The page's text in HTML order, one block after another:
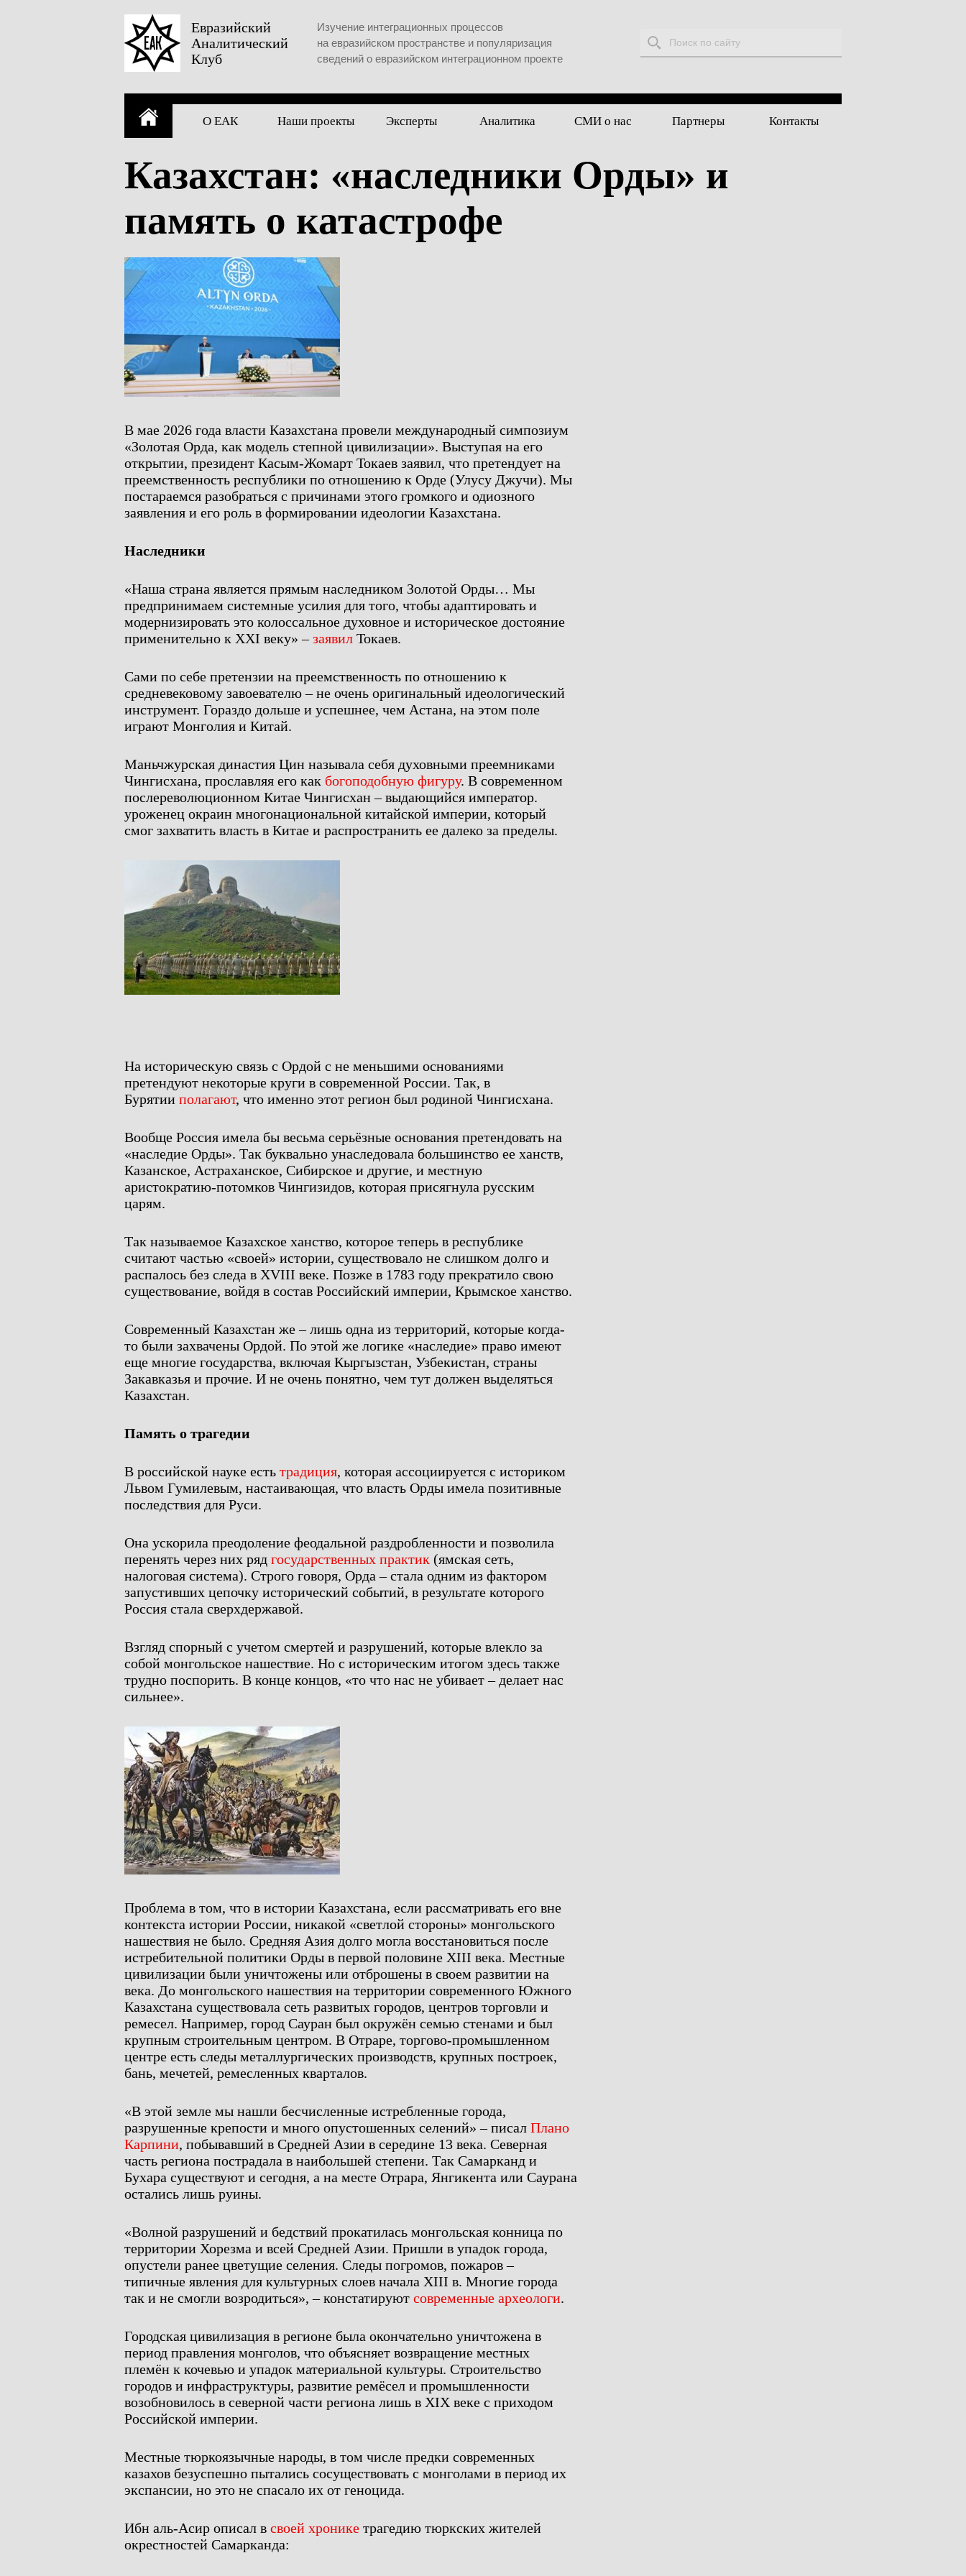
Евразийский
Аналитический
Клуб
Изучение интеграционных процессов
на евразийском пространстве и популяризация
сведений о евразийском интеграционном проекте
О ЕАК Наши проекты Эксперты Аналитика СМИ о нас Партнеры Контакты
Казахстан: «наследники Орды» и
память о катастрофе
В мае 2026 года власти Казахстана провели международный симпозиум
«Золотая Орда, как модель степной цивилизации». Выступая на его
открытии, президент Касым-Жомарт Токаев заявил, что претендует на
преемственность республики по отношению к Орде (Улусу Джучи). Мы
постараемся разобраться с причинами этого громкого и одиозного
заявления и его роль в формировании идеологии Казахстана.
Наследники
«Наша страна является прямым наследником Золотой Орды… Мы
предпринимаем системные усилия для того, чтобы адаптировать и
модернизировать это колоссальное духовное и историческое достояние
применительно к XXI веку» – заявил Токаев.
Сами по себе претензии на преемственность по отношению к
средневековому завоевателю – не очень оригинальный идеологический
инструмент. Гораздо дольше и успешнее, чем Астана, на этом поле
играют Монголия и Китай.
Маньчжурская династия Цин называла себя духовными преемниками
Чингисхана, прославляя его как богоподобную фигуру. В современном
послереволюционном Китае Чингисхан – выдающийся император.
уроженец окраин многонациональной китайской империи, который
смог захватить власть в Китае и распространить ее далеко за пределы.
На историческую связь с Ордой с не меньшими основаниями
претендуют некоторые круги в современной России. Так, в
Бурятии полагают, что именно этот регион был родиной Чингисхана.
Вообще Россия имела бы весьма серьёзные основания претендовать на
«наследие Орды». Так буквально унаследовала большинство ее ханств,
Казанское, Астраханское, Сибирское и другие, и местную
аристократию-потомков Чингизидов, которая присягнула русским
царям.
Так называемое Казахское ханство, которое теперь в республике
считают частью «своей» истории, существовало не слишком долго и
распалось без следа в XVIII веке. Позже в 1783 году прекратило свою
существование, войдя в состав Российский империи, Крымское ханство.
Современный Казахстан же – лишь одна из территорий, которые когда-
то были захвачены Ордой. По этой же логике «наследие» право имеют
еще многие государства, включая Кыргызстан, Узбекистан, страны
Закавказья и прочие. И не очень понятно, чем тут должен выделяться
Казахстан.
Память о трагедии
В российской науке есть традиция, которая ассоциируется с историком
Львом Гумилевым, настаивающая, что власть Орды имела позитивные
последствия для Руси.
Она ускорила преодоление феодальной раздробленности и позволила
перенять через них ряд государственных практик (ямская сеть,
налоговая система). Строго говоря, Орда – стала одним из фактором
запустивших цепочку исторический событий, в результате которого
Россия стала сверхдержавой.
Взгляд спорный с учетом смертей и разрушений, которые влекло за
собой монгольское нашествие. Но с историческим итогом здесь также
трудно поспорить. В конце концов, «то что нас не убивает – делает нас
сильнее».
Проблема в том, что в истории Казахстана, если рассматривать его вне
контекста истории России, никакой «светлой стороны» монгольского
нашествия не было. Средняя Азия долго могла восстановиться после
истребительной политики Орды в первой половине XIII века. Местные
цивилизации были уничтожены или отброшены в своем развитии на
века. До монгольского нашествия на территории современного Южного
Казахстана существовала сеть развитых городов, центров торговли и
ремесел. Например, город Сауран был окружён семью стенами и был
крупным строительным центром. В Отраре, торгово-промышленном
центре есть следы металлургических производств, крупных построек,
бань, мечетей, ремесленных кварталов.
«В этой земле мы нашли бесчисленные истребленные города,
разрушенные крепости и много опустошенных селений» – писал Плано
Карпини, побывавший в Средней Азии в середине 13 века. Северная
часть региона пострадала в наибольшей степени. Так Самарканд и
Бухара существуют и сегодня, а на месте Отрара, Янгикента или Саурана
остались лишь руины.
«Волной разрушений и бедствий прокатилась монгольская конница по
территории Хорезма и всей Средней Азии. Пришли в упадок города,
опустели ранее цветущие селения. Следы погромов, пожаров –
типичные явления для культурных слоев начала XIII в. Многие города
так и не смогли возродиться», – констатируют современные археологи.
Городская цивилизация в регионе была окончательно уничтожена в
период правления монголов, что объясняет возвращение местных
племён к кочевью и упадок материальной культуры. Строительство
городов и инфраструктуры, развитие ремёсел и промышленности
возобновилось в северной части региона лишь в XIX веке с приходом
Российской империи.
Местные тюркоязычные народы, в том числе предки современных
казахов безуспешно пытались сосуществовать с монголами в период их
экспансии, но это не спасало их от геноцида.
Ибн аль-Асир описал в своей хронике трагедию тюркских жителей
окрестностей Самарканда: